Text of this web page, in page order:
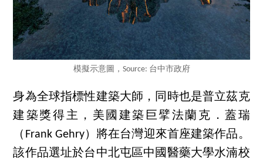
模擬示意圖，Source: 台中市政府
身為全球指標性建築大師，同時也是普立茲克
建築獎得主，美國建築巨擘法蘭克．蓋瑞
（Frank Gehry）將在台灣迎來首座建築作品。
該作品選址於台中北屯區中國醫藥大學水湳校